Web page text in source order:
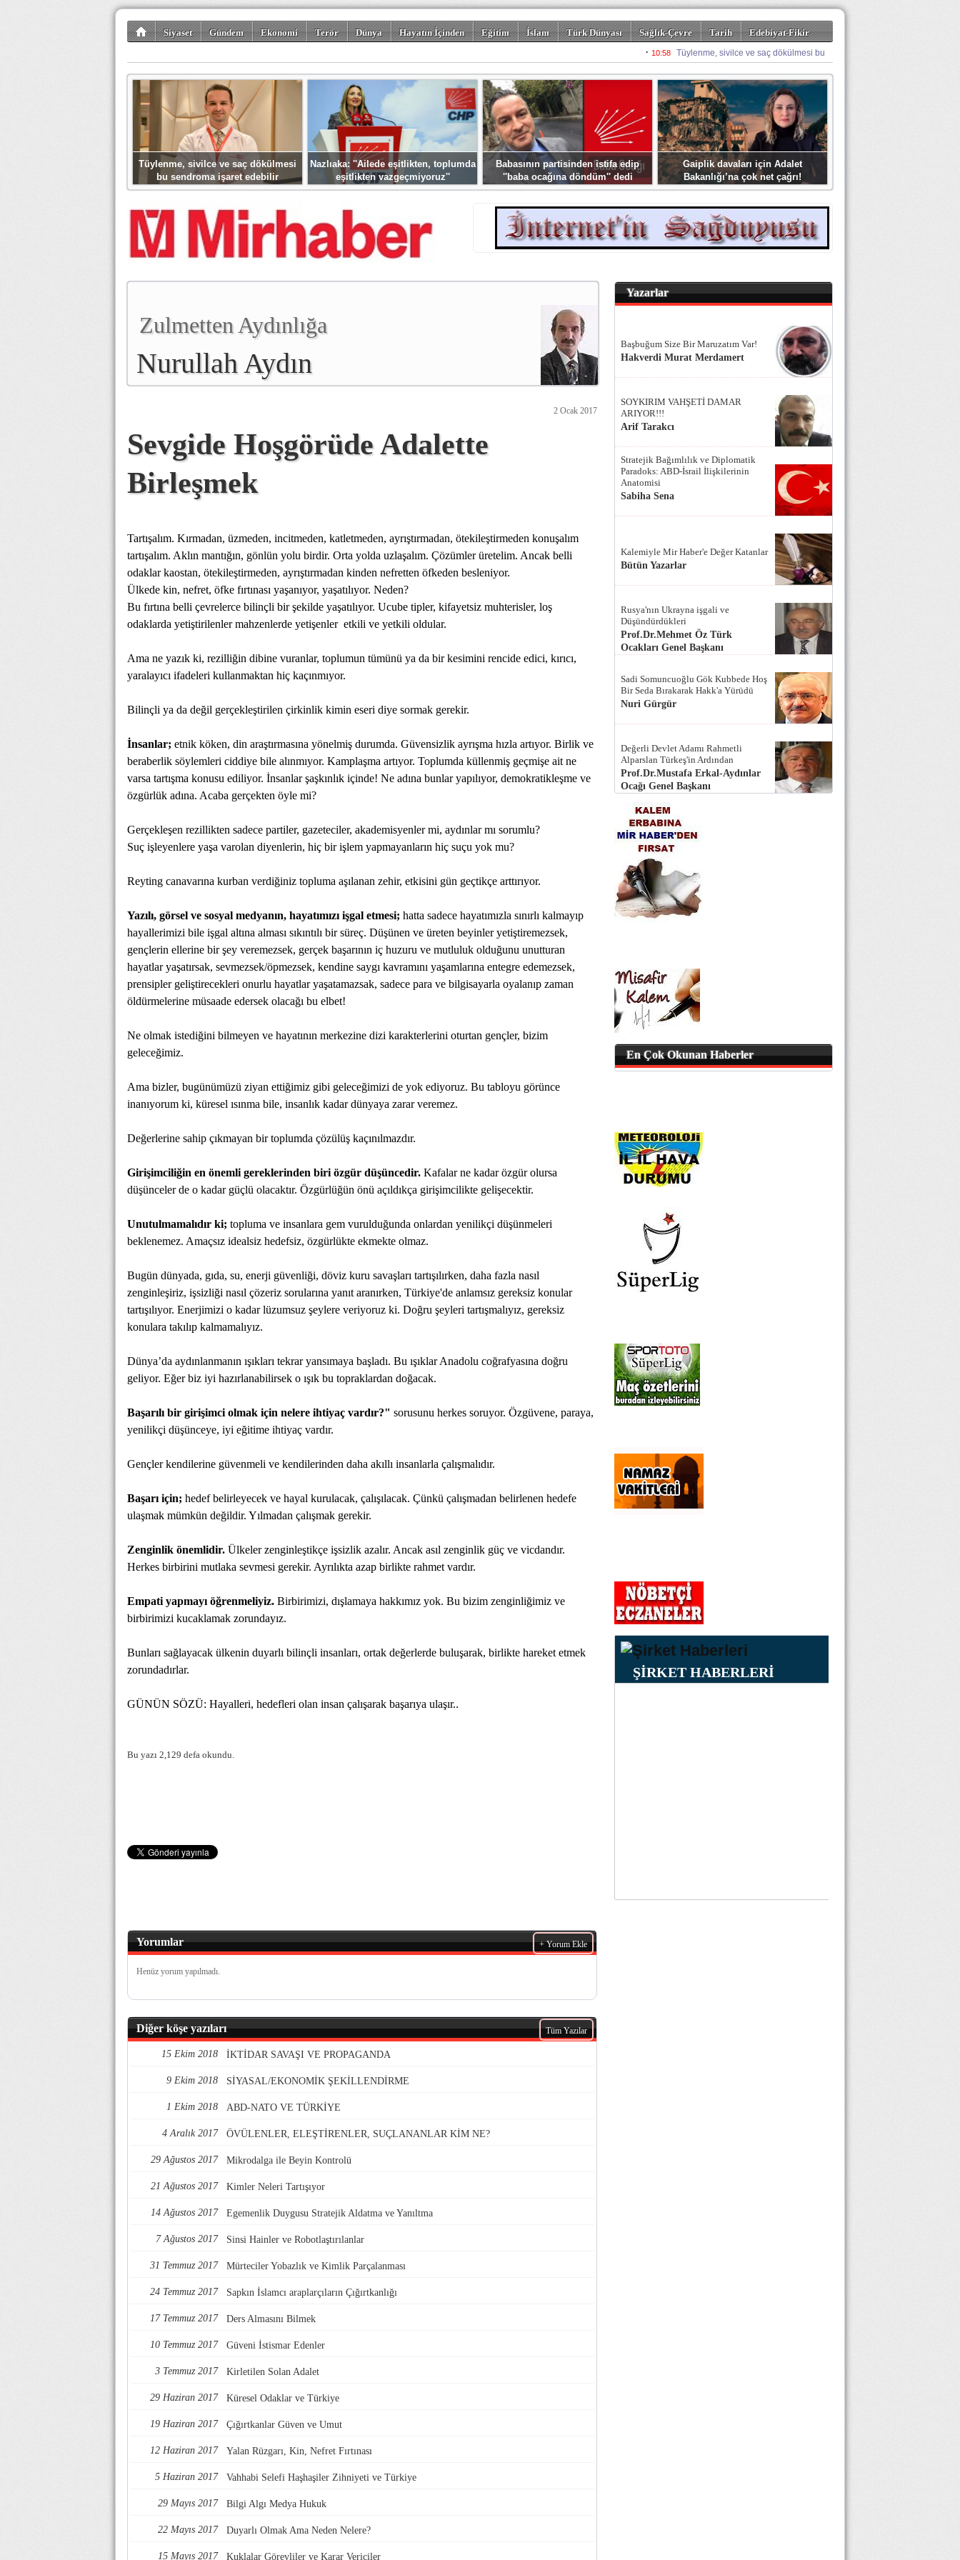
Siyaset Gündem Ekonomi Terör Dünya Hayatın İçinden Eğitim İslam Türk Dünyası Sağlık-Çevre Tarih
Edebiyat-Fikir
Tüylenme, sivilce ve saç dökülmesi
bu sendroma işaret edebilir
Nazlıaka: ''Ailede eşitlikten, toplumda
eşitlikten vazgeçmiyoruz''
Babasının partisinden istifa edip
''baba ocağına döndüm'' dedi
Gaiplik davaları için Adalet
Bakanlığı’na çok net çağrı!
Zulmetten Aydınlığa
Nurullah Aydın
2 Ocak 2017
Sevgide Hoşgörüde Adalette
Birleşmek
Tartışalım. Kırmadan, üzmeden, incitmeden, katletmeden, ayrıştırmadan, ötekileştirmeden konuşalım
tartışalım. Aklın mantığın, gönlün yolu birdir. Orta yolda uzlaşalım. Çözümler üretelim. Ancak belli
odaklar kaostan, ötekileştirmeden, ayrıştırmadan kinden nefretten öfkeden besleniyor.
Ülkede kin, nefret, öfke fırtınası yaşanıyor, yaşatılıyor. Neden?
Bu fırtına belli çevrelerce bilinçli bir şekilde yaşatılıyor. Ucube tipler, kifayetsiz muhterisler, loş
odaklarda yetiştirilenler mahzenlerde yetişenler etkili ve yetkili oldular.
Ama ne yazık ki, rezilliğin dibine vuranlar, toplumun tümünü ya da bir kesimini rencide edici, kırıcı,
yaralayıcı ifadeleri kullanmaktan hiç kaçınmıyor.
Bilinçli ya da değil gerçekleştirilen çirkinlik kimin eseri diye sormak gerekir.
İnsanlar; etnik köken, din araştırmasına yönelmiş durumda. Güvensizlik ayrışma hızla artıyor. Birlik ve
beraberlik söylemleri ciddiye bile alınmıyor. Kamplaşma artıyor. Toplumda küllenmiş geçmişe ait ne
varsa tartışma konusu ediliyor. İnsanlar şaşkınlık içinde! Ne adına bunlar yapılıyor, demokratikleşme ve
özgürlük adına. Acaba gerçekten öyle mi?
Gerçekleşen rezillikten sadece partiler, gazeteciler, akademisyenler mi, aydınlar mı sorumlu?
Suç işleyenlere yaşa varolan diyenlerin, hiç bir işlem yapmayanların hiç suçu yok mu?
Reyting canavarına kurban verdiğiniz topluma aşılanan zehir, etkisini gün geçtikçe arttırıyor.
Yazılı, görsel ve sosyal medyanın, hayatımızı işgal etmesi; hatta sadece hayatımızla sınırlı kalmayıp
hayallerimizi bile işgal altına alması sıkıntılı bir süreç. Düşünen ve üreten beyinler yetiştiremezsek,
gençlerin ellerine bir şey veremezsek, gerçek başarının iç huzuru ve mutluluk olduğunu unutturan
hayatlar yaşatırsak, sevmezsek/öpmezsek, kendine saygı kavramını yaşamlarına entegre edemezsek,
prensipler geliştirecekleri onurlu hayatlar yaşatamazsak, sadece para ve bilgisayarla oyalanıp zaman
öldürmelerine müsaade edersek olacağı bu elbet!
Ne olmak istediğini bilmeyen ve hayatının merkezine dizi karakterlerini oturtan gençler, bizim
geleceğimiz.
Ama bizler, bugünümüzü ziyan ettiğimiz gibi geleceğimizi de yok ediyoruz. Bu tabloyu görünce
inanıyorum ki, küresel ısınma bile, insanlık kadar dünyaya zarar veremez.
Değerlerine sahip çıkmayan bir toplumda çözülüş kaçınılmazdır.
Girişimciliğin en önemli gereklerinden biri özgür düşüncedir. Kafalar ne kadar özgür olursa
düşünceler de o kadar güçlü olacaktır. Özgürlüğün önü açıldıkça girişimcilikte gelişecektir.
Unutulmamalıdır ki; topluma ve insanlara gem vurulduğunda onlardan yenilikçi düşünmeleri
beklenemez. Amaçsız idealsiz hedefsiz, özgürlükte ekmekte olmaz.
Bugün dünyada, gıda, su, enerji güvenliği, döviz kuru savaşları tartışılırken, daha fazla nasıl
zenginleşiriz, işsizliği nasıl çözeriz sorularına yanıt aranırken, Türkiye'de anlamsız gereksiz konular
tartışılıyor. Enerjimizi o kadar lüzumsuz şeylere veriyoruz ki. Doğru şeyleri tartışmalıyız, gereksiz
konulara takılıp kalmamalıyız.
Dünya’da aydınlanmanın ışıkları tekrar yansımaya başladı. Bu ışıklar Anadolu coğrafyasına doğru
geliyor. Eğer biz iyi hazırlanabilirsek o ışık bu topraklardan doğacak.
Başarılı bir girişimci olmak için nelere ihtiyaç vardır?" sorusunu herkes soruyor. Özgüvene, paraya,
yenilikçi düşünceye, iyi eğitime ihtiyaç vardır.
Gençler kendilerine güvenmeli ve kendilerinden daha akıllı insanlarla çalışmalıdır.
Başarı için; hedef belirleyecek ve hayal kurulacak, çalışılacak. Çünkü çalışmadan belirlenen hedefe
ulaşmak mümkün değildir. Yılmadan çalışmak gerekir.
Zenginlik önemlidir. Ülkeler zenginleştikçe işsizlik azalır. Ancak asıl zenginlik güç ve vicdandır.
Herkes birbirini mutlaka sevmesi gerekir. Ayrılıkta azap birlikte rahmet vardır.
Empati yapmayı öğrenmeliyiz. Birbirimizi, dışlamaya hakkımız yok. Bu bizim zenginliğimiz ve
birbirimizi kucaklamak zorundayız.
Bunları sağlayacak ülkenin duyarlı bilinçli insanları, ortak değerlerde buluşarak, birlikte hareket etmek
zorundadırlar.
GÜNÜN SÖZÜ: Hayalleri, hedefleri olan insan çalışarak başarıya ulaşır..
Bu yazı 2,129 defa okundu.
Yorumlar + Yorum Ekle
Henüz yorum yapılmadı.
Diğer köşe yazıları Tüm Yazılar
15 Ekim 2018 İKTİDAR SAVAŞI VE PROPAGANDA
9 Ekim 2018 SİYASAL/EKONOMİK ŞEKİLLENDİRME
1 Ekim 2018 ABD-NATO VE TÜRKİYE
4 Aralık 2017 ÖVÜLENLER, ELEŞTİRENLER, SUÇLANANLAR KİM NE?
29 Ağustos 2017 Mikrodalga ile Beyin Kontrolü
21 Ağustos 2017 Kimler Neleri Tartışıyor
14 Ağustos 2017 Egemenlik Duygusu Stratejik Aldatma ve Yanıltma
7 Ağustos 2017 Sinsi Hainler ve Robotlaştırılanlar
31 Temmuz 2017 Mürteciler Yobazlık ve Kimlik Parçalanması
24 Temmuz 2017 Sapkın İslamcı araplarçıların Çığırtkanlığı
17 Temmuz 2017 Ders Almasını Bilmek
10 Temmuz 2017 Güveni İstismar Edenler
3 Temmuz 2017 Kirletilen Solan Adalet
29 Haziran 2017 Küresel Odaklar ve Türkiye
19 Haziran 2017 Çığırtkanlar Güven ve Umut
12 Haziran 2017 Yalan Rüzgarı, Kin, Nefret Fırtınası
5 Haziran 2017 Vahhabi Selefi Haşhaşiler Zihniyeti ve Türkiye
29 Mayıs 2017 Bilgi Algı Medya Hukuk
22 Mayıs 2017 Duyarlı Olmak Ama Neden Nelere?
15 Mayıs 2017 Kuklalar Görevliler ve Karar Vericiler
Yazarlar
Başbuğum Size Bir Maruzatım Var!
Hakverdi Murat Merdamert
SOYKIRIM VAHŞETİ DAMAR
ARIYOR!!!
Arif Tarakcı
Stratejik Bağımlılık ve Diplomatik
Paradoks: ABD-İsrail İlişkilerinin
Anatomisi
Sabiha Sena
Kalemiyle Mir Haber'e Değer Katanlar
Bütün Yazarlar
Rusya'nın Ukrayna işgali ve
Düşündürdükleri
Prof.Dr.Mehmet Öz Türk
Ocakları Genel Başkanı
Sadi Somuncuoğlu Gök Kubbede Hoş
Bir Seda Bırakarak Hakk'a Yürüdü
Nuri Gürgür
Değerli Devlet Adamı Rahmetli
Alparslan Türkeş'in Ardından
Prof.Dr.Mustafa Erkal-Aydınlar
Ocağı Genel Başkanı
En Çok Okunan Haberler
ŞİRKET HABERLERİ